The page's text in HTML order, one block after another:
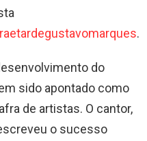
.
do
sido apontado como
de artistas. O cantor,
o sucesso